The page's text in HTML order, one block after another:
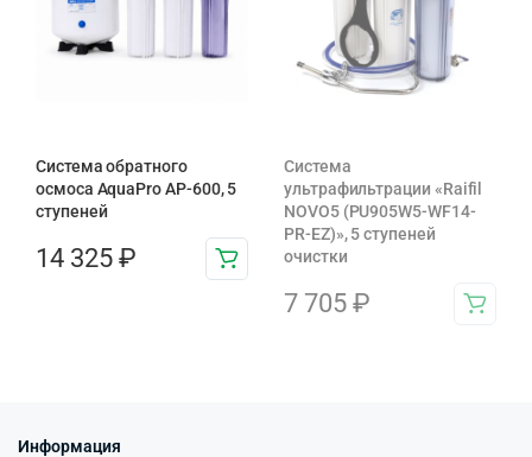
Система обратного
осмоса AquaPro AP-600, 5
ступеней
14 325 ₽
Система
ультрафильтрации «Raifil
NOVO5 (PU905W5-WF14-
PR-EZ)», 5 ступеней
очистки
7 705 ₽
Информация